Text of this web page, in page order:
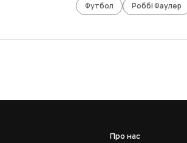
Футбол Роббі Фаулер
Про нас